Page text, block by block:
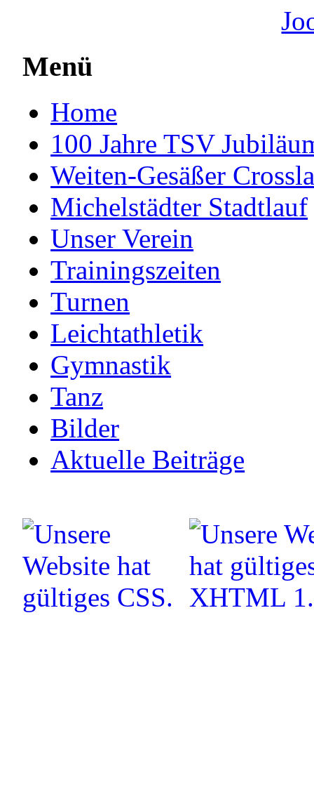
Menü
Home
100 Jahre TSV
Weiten-Gesäßer
Michelstädter Stadtlauf
Unser Verein
Trainingszeiten
Turnen
Leichtathletik
Gymnastik
Tanz
Bilder
Aktuelle Beiträge